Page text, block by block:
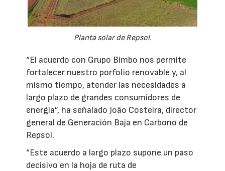
Planta solar de Repsol.
“El acuerdo con Grupo Bimbo nos permite
fortalecer nuestro porfolio renovable y, al
mismo tiempo, atender las necesidades a
largo plazo de grandes consumidores de
energía”, ha señalado João Costeira, director
general de Generación Baja en Carbono de
Repsol.
“Este acuerdo a largo plazo supone un paso
decisivo en la hoja de ruta de